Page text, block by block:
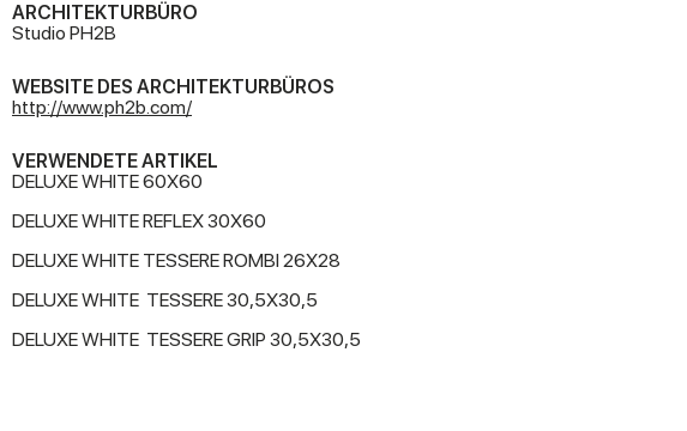
ARCHITEKTURBÜRO
Studio PH2B
WEBSITE DES ARCHITEKTURBÜROS
http://www.ph2b.com/
VERWENDETE ARTIKEL
DELUXE WHITE 60X60
DELUXE WHITE REFLEX 30X60
DELUXE WHITE TESSERE ROMBI 26X28
DELUXE WHITE TESSERE 30,5X30,5
DELUXE WHITE TESSERE GRIP 30,5X30,5